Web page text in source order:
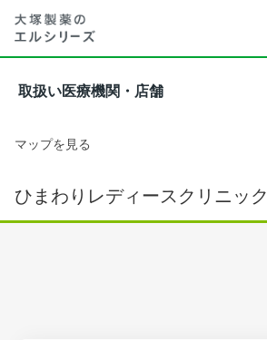
取扱い医療機関・店舗
マップを見る
ひまわりレディースクリニック